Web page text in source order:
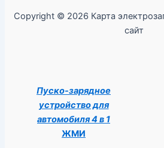
Copyright © 2026 Карта
сайт
Пуско-зарядное
устройство для
автомобиля 4 в 1
ЖМИ